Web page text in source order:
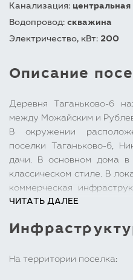
Канализация: центральная
Водопровод: скважина
Электричество, кВт: 200
Описание
Деревня Таганьково-6
между Можайским и
В окружении
поселки Таганьково-6,
дачи. В основном дома в
классическом стиле. В
коммерческая
Ресторан О’Шалей,
Средняя
Спортивная школа
ЧИТАТЬ ДАЛЕЕ
На территории поселка: